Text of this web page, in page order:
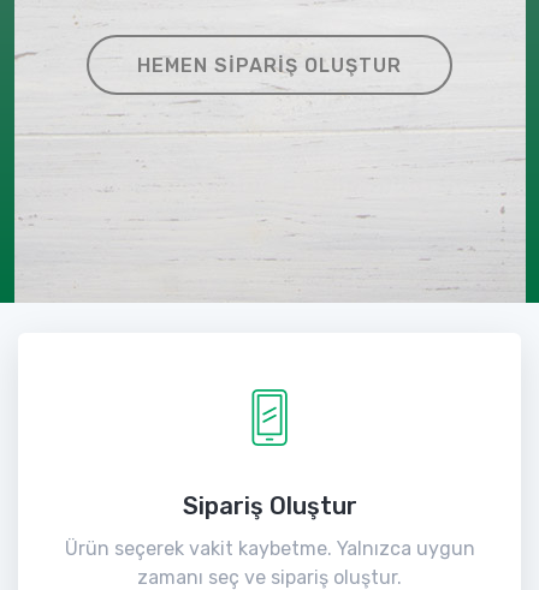
HEMEN SIPARIŞ OLUŞTUR
Sipariş Oluştur
Ürün seçerek vakit kaybetme. Yalnızca uygun
zamanı seç ve sipariş oluştur.